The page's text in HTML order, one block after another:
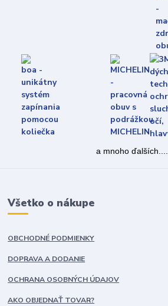
a mnoho ďalších....
Všetko o nákupe
OBCHODNÉ PODMIENKY
DOPRAVA A DODANIE
OCHRANA OSOBNÝCH ÚDAJOV
AKO OBJEDNAŤ TOVAR?